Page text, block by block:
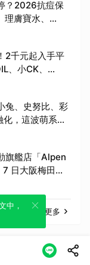
？2026抗痘保
膚寶水、
爆款一次看
2千元起入手平
、小CK、
加分
兔、史努比、彩
，這波萌系收
旗艦店「Alpen
日大阪梅田全
查看更多
中，